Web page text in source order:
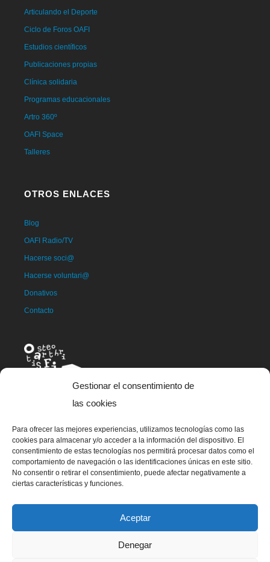
Gestionar el consentimiento de
las cookies
Para ofrecer las mejores experiencias, utilizamos tecnologías como las
cookies para almacenar y/o acceder a la información del dispositivo. El
consentimiento de estas tecnologías nos permitirá procesar datos como el
comportamiento de navegación o las identificaciones únicas en este sitio.
No consentir o retirar el consentimiento, puede afectar negativamente a
ciertas características y funciones.
Aceptar
Denegar
Articulando el Deporte
Ciclo de Foros OAFI
Estudios científicos
Publicaciones propias
Clínica solidaria
Programas educacionales
Artro 360º
OAFI Space
Talleres
OTROS ENLACES
Blog
OAFI Radio/TV
Hacerse soci@
Hacerse voluntari@
Donativos
Contacto
La mascota de OAFI, llamada OAFITO fue creada de manera
exclusiva y altruista por el artista Xavier Mariscal.